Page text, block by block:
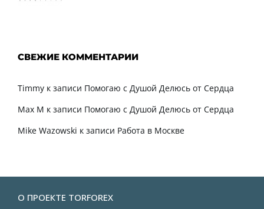
СВЕЖИЕ КОММЕНТАРИИ
Timmy к записи Помогаю с Душой Делюсь от Сердца
Max M к записи Помогаю с Душой Делюсь от Сердца
Mike Wazowski к записи Работа в Москве
О ПРОЕКТЕ TORFOREX